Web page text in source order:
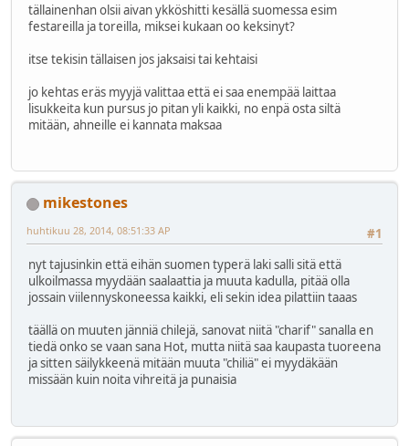
tällainenhan olsii aivan ykköshitti kesällä suomessa esim
festareilla ja toreilla, miksei kukaan oo keksinyt?
itse tekisin tällaisen jos jaksaisi tai kehtaisi
jo kehtas eräs myyjä valittaa että ei saa enempää laittaa
lisukkeita kun pursus jo pitan yli kaikki, no enpä osta siltä
mitään, ahneille ei kannata maksaa
mikestones
#1
huhtikuu 28, 2014, 08:51:33 AP
nyt tajusinkin että eihän suomen typerä laki salli sitä että
ulkoilmassa myydään saalaattia ja muuta kadulla, pitää olla
jossain viilennyskoneessa kaikki, eli sekin idea pilattiin taaas
täällä on muuten jänniä chilejä, sanovat niitä "charif" sanalla en
tiedä onko se vaan sana Hot, mutta niitä saa kaupasta tuoreena
ja sitten säilykkeenä mitään muuta "chiliä" ei myydäkään
missään kuin noita vihreitä ja punaisia